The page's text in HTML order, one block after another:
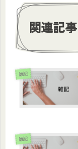
関連記事
雑記
雑記